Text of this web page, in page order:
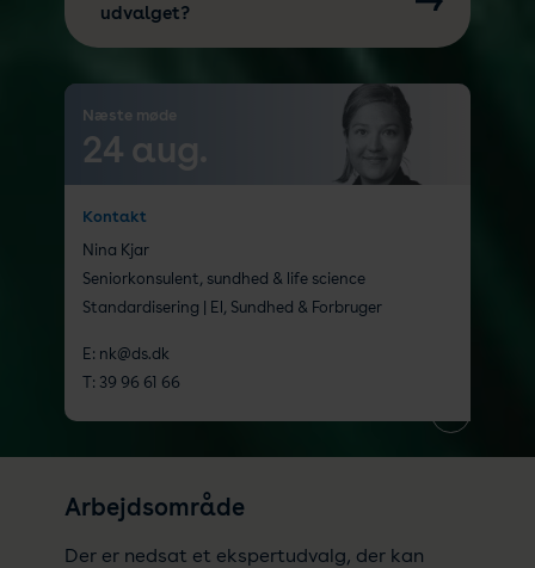
udvalget?
Næste møde
24 aug.
Kontakt
Nina Kjar
Seniorkonsulent, sundhed & life science
Standardisering | El, Sundhed & Forbruger
E: nk@ds.dk
T: 39 96 61 66
Arbejdsområde
Der er nedsat et ekspertudvalg, der kan